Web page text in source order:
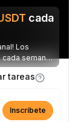
cada
Los
semana
tareas
Inscríbete